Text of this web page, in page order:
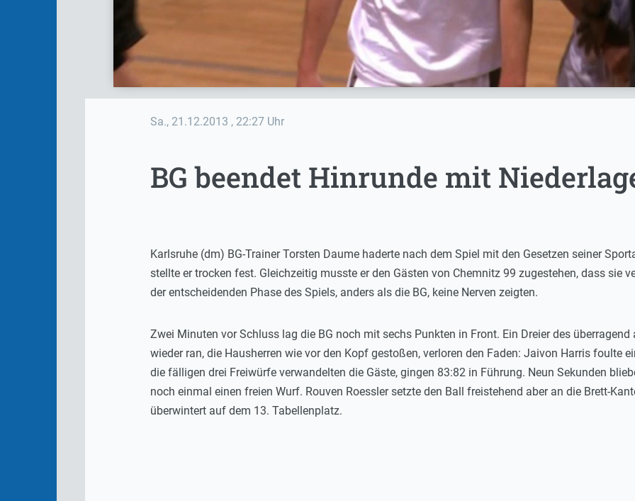
Sa., 21.12.2013 , 22:27 Uhr
BG beendet Hinrunde mit
Karlsruhe (dm) BG-Trainer Torsten Daume haderte nach dem Spiel mit den Gesetzen seiner
stellte er trocken fest. Gleichzeitig musste er den Gästen von Chemnitz 99 zugestehen, dass sie
der entscheidenden Phase des Spiels, anders als die BG, keine Nerven zeigten.
Zwei Minuten vor Schluss lag die BG noch mit sechs Punkten in Front. Ein Dreier des
wieder ran, die Hausherren wie vor den Kopf gestoßen, verloren den Faden: Jaivon Harris foulte
die fälligen drei Freiwürfe verwandelten die Gäste, gingen 83:82 in Führung. Neun Sekunden
noch einmal einen freien Wurf. Rouven Roessler setzte den Ball freistehend aber an die Brett-
überwintert auf dem 13. Tabellenplatz.